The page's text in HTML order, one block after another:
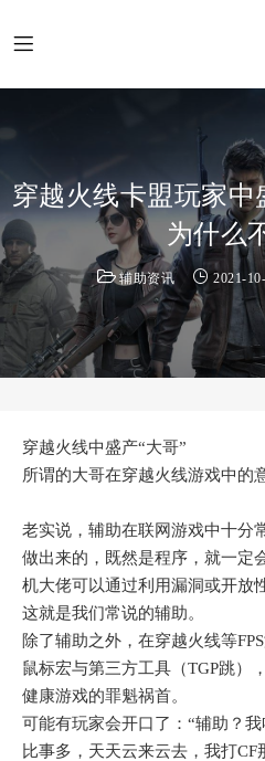
穿越火线卡盟玩家中
为什么
辅助资讯 2021-
穿越火线中盛产“大哥”
所谓的大哥在穿越火线游戏中的
老实说，辅助在联网游戏中十分
做出来的，既然是程序，就一定
机大佬可以通过利用漏洞或开放
这就是我们常说的辅助。
除了辅助之外，在穿越火线等
鼠标宏与第三方工具（TGP跳）
健康游戏的罪魁祸首。
可能有玩家会开口了：“辅助？
比事多，天天云来云去，我打